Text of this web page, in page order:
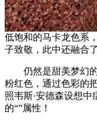
低饱和的马卡龙色系
子致敬，此中还融合
仍然是甜美梦幻的
粉红色，通过色彩的
照韦斯·安德森设想
的“”属性！